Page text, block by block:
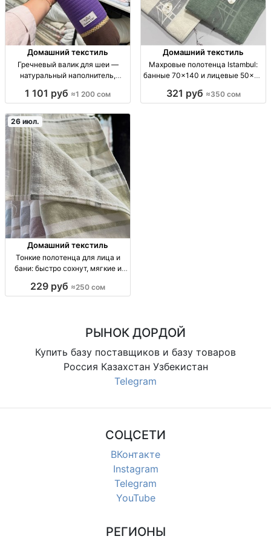
Домашний текстиль
Гречневый валик для шеи —
натуральный наполнитель,
валик под шею/ортоподдержка;
натуральный; адаптируется под
изгиб; не к
1 101 руб ≈1 200 сом
Домашний текстиль
Махровые полотенца Istambul:
банные 70×140 и лицевые 50×90
махр., хлопок, 2 разм.: банн.
321 руб ≈350 сом
26 июл.
Домашний текстиль
Тонкие полотенца для лица и
бани: быстро сохнут, мягкие и
тонч. полотенца: лицевое/
229 руб ≈250 сом
РЫНОК ДОРДОЙ
Купить базу поставщиков и базу товаров
Россия Казахстан Узбекистан
Telegram
СОЦСЕТИ
ВКонтакте
Instagram
Telegram
YouTube
РЕГИОНЫ